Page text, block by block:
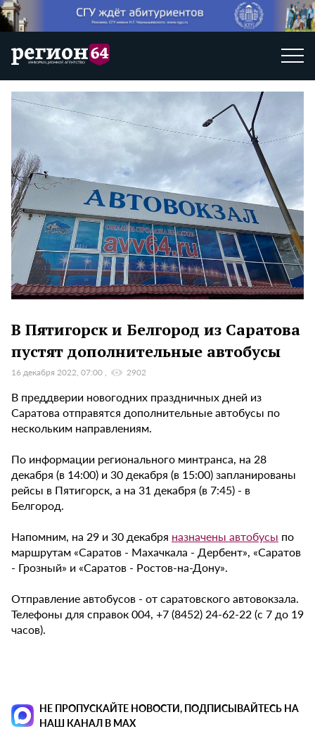
В Пятигорск и Белгород из Саратова
пустят дополнительные автобусы
16 декабря 2022, 07:00 2902
В преддверии новогодних праздничных дней из
Саратова отправятся дополнительные автобусы по
нескольким направлениям.
По информации регионального минтранса, на 28
декабря (в 14:00) и 30 декабря (в 15:00) запланированы
рейсы в Пятигорск, а на 31 декабря (в 7:45) - в
Белгород.
Напомним, на 29 и 30 декабря назначены автобусы по
маршрутам «Саратов - Махачкала - Дербент», «Саратов
- Грозный» и «Саратов - Ростов-на-Дону».
Отправление автобусов - от саратовского автовокзала.
Телефоны для справок 004, +7 (8452) 24-62-22 (с 7 до 19
часов).
НЕ ПРОПУСКАЙТЕ НОВОСТИ, ПОДПИСЫВАЙТЕСЬ НА
НАШ КАНАЛ В MAX